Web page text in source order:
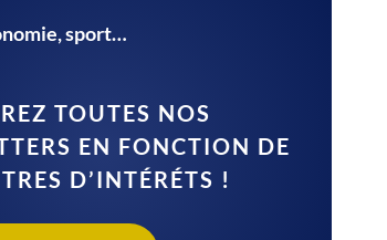
sport…
TOUTES NOS
EN FONCTION DE
D’INTÉRÉTS !